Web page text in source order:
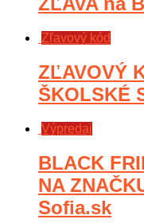
Zľavový kód
ZĽAVOVÝ
ŠKOLSKÉ
Výpredaj
BLACK
NA
Sofia.sk